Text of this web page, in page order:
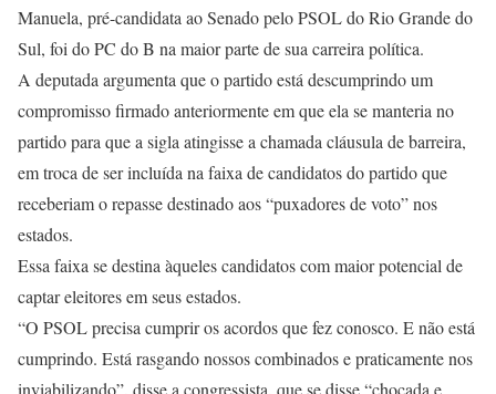
Manuela, pré-candidata ao Senado pelo PSOL do Rio Grande do
Sul, foi do PC do B na maior parte de sua carreira política.
A deputada argumenta que o partido está descumprindo um
compromisso firmado anteriormente em que ela se manteria no
partido para que a sigla atingisse a chamada cláusula de barreira,
em troca de ser incluída na faixa de candidatos do partido que
receberiam o repasse destinado aos “puxadores de voto” nos
estados.
Essa faixa se destina àqueles candidatos com maior potencial de
captar eleitores em seus estados.
“O PSOL precisa cumprir os acordos que fez conosco. E não está
cumprindo. Está rasgando nossos combinados e praticamente nos
inviabilizando”, disse a congressista, que se disse “chocada e